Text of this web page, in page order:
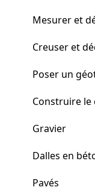
Mesurer et
Creuser et
Poser un
Construire le
Gravier
Dalles en
Pavés